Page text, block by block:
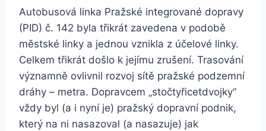
Autobusová linka Pražské integrované dopravy
(PID) č. 142 byla třikrát zavedena v podobě
městské linky a jednou vznikla z účelové linky.
Celkem třikrát došlo k jejímu zrušení. Trasování
významně ovlivnil rozvoj sítě pražské podzemní
dráhy – metra. Dopravcem „stočtyřicetdvojky“
vždy byl (a i nyní je) pražský dopravní podnik,
který na ni nasazoval (a nasazuje) jak